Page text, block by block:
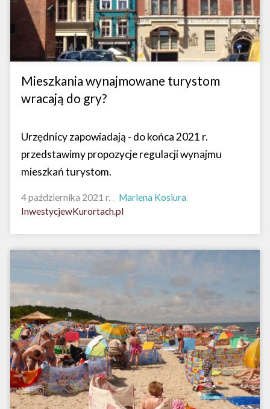
Mieszkania wynajmowane turystom
wracają do gry?
Urzędnicy zapowiadają - do końca 2021 r.
przedstawimy propozycje regulacji wynajmu
mieszkań turystom.
4 października 2021 r.
Marlena Kosiura
InwestycjewKurortach.pl